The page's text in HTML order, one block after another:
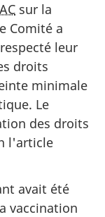
sur la
Comité a
leur
droits
minimale
Le
des droits
l'article
avait été
vaccination